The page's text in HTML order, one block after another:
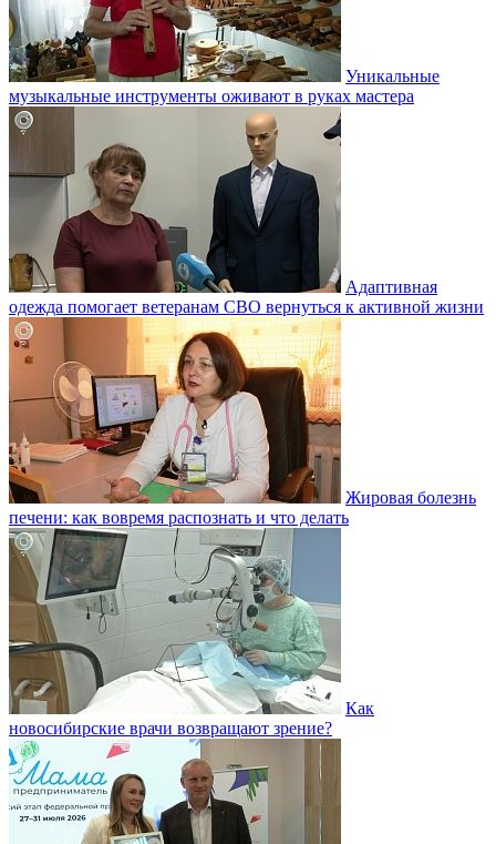
Уникальные
музыкальные инструменты оживают в руках мастера
Адаптивная
одежда помогает ветеранам СВО вернуться к активной жизни
Жировая болезнь
печени: как вовремя распознать и что делать
Как
новосибирские врачи возвращают зрение?